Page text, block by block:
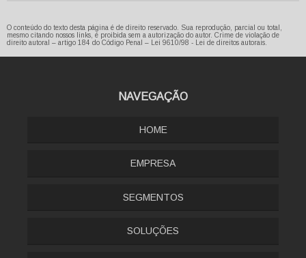
O conteúdo do texto desta página é de direito reservado. Sua reprodução, parcial ou total,
mesmo citando nossos links, é proibida sem a autorização do autor. Crime de violação de
direito autoral – artigo 184 do Código Penal –
Lei 9610/98 - Lei de direitos autorais
NAVEGAÇÃO
HOME
EMPRESA
SEGMENTOS
SOLUÇÕES